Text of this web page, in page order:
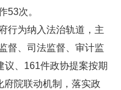
53次。
行为纳入法治轨道，主
督、司法监督、审计监
议、161件政协提案按期
府院联动机制，落实政